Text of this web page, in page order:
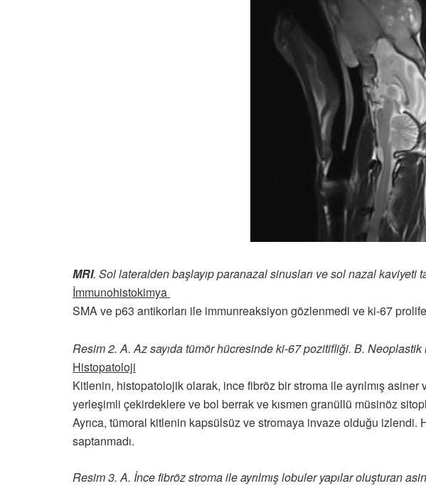
MRI. Sol lateralden başlayıp paranazal sinusları ve sol nazal
İmmunohistokimya
SMA ve p63 antikorları ile immunreaksiyon gözlenmedi ve ki-67
Resim 2. A. Az sayıda tümör hücresinde ki-67 pozitifliği. B.
Histopatoloji
Kitlenin, histopatolojik olarak, ince fibröz bir stroma ile ayrılmış
yerleşimli çekirdeklere ve bol berrak ve kısmen granüllü müsinöz
Ayrıca, tümoral kitlenin kapsülsüz ve stromaya invaze olduğu
saptanmadı.
Resim 3. A. İnce fibröz stroma ile ayrılmış lobuler yapılar oluşturan